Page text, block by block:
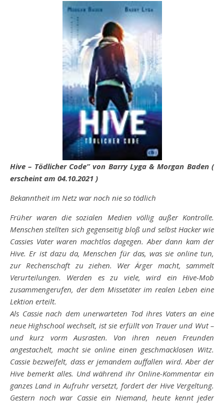
Hive – Tödlicher Code” von Barry Lyga & Morgan Baden (
erscheint am 04.10.2021 )
Bekanntheit im Netz war noch nie so tödlich
Früher waren die sozialen Medien völlig außer Kontrolle.
Menschen stellten sich gegenseitig bloß und selbst Hacker wie
Cassies Vater waren machtlos dagegen. Aber dann kam der
Hive. Er ist dazu da, Menschen für das, was sie online tun,
zur Rechenschaft zu ziehen. Wer Ärger macht, sammelt
Verurteilungen. Werden es zu viele, wird ein Hive-Mob
zusammengerufen, der dem Missetäter im realen Leben eine
Lektion erteilt.
Als Cassie nach dem unerwarteten Tod ihres Vaters an eine
neue Highschool wechselt, ist sie erfüllt von Trauer und Wut –
und kurz vorm Ausrasten. Von ihren neuen Freunden
angestachelt, macht sie online einen geschmacklosen Witz.
Cassie bezweifelt, dass er jemandem auffallen wird. Aber der
Hive bemerkt alles. Und während ihr Online-Kommentar ein
ganzes Land in Aufruhr versetzt, fordert der Hive Vergeltung.
Gestern noch war Cassie ein Niemand, heute kennt jeder